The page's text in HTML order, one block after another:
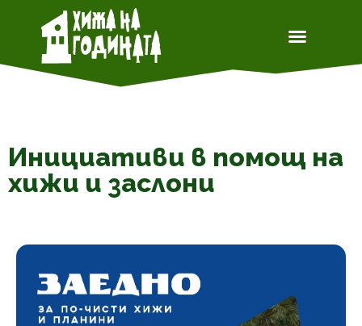
Инициативи в помощ на
хижи и заслони